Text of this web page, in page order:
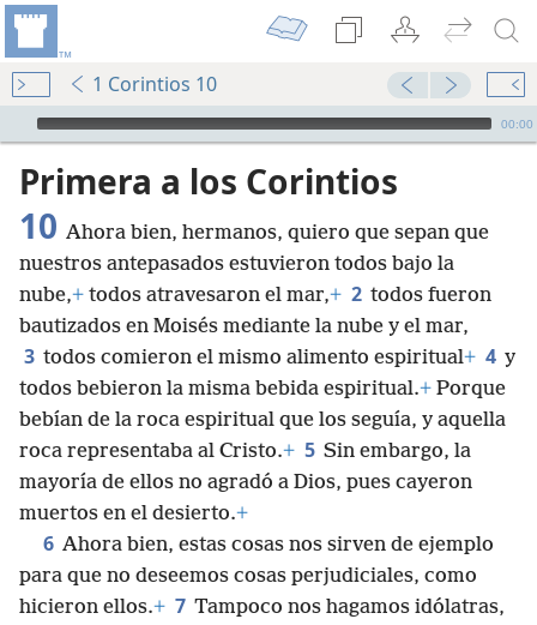
1 Corintios 10
Audio Player
00:00
Primera a los Corintios
10 Ahora bien, hermanos, quiero que sepan que
nuestros antepasados estuvieron todos bajo la
nube,+ todos atravesaron el mar,+ 2 todos fueron
bautizados en Moisés mediante la nube y el mar,
3 todos comieron el mismo alimento espiritual+ 4 y
todos bebieron la misma bebida espiritual.+ Porque
bebían de la roca espiritual que los seguía, y aquella
roca representaba al Cristo.+ 5 Sin embargo, la
mayoría de ellos no agradó a Dios, pues cayeron
muertos en el desierto.+
6 Ahora bien, estas cosas nos sirven de ejemplo
para que no deseemos cosas perjudiciales, como
hicieron ellos.+ 7 Tampoco nos hagamos idólatras,